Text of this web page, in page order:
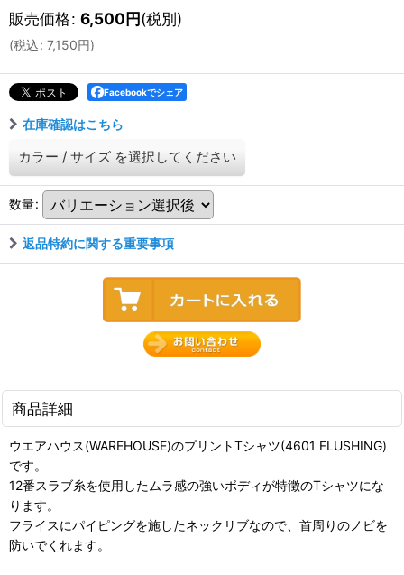
販売価格: 6,500円(税別)
(税込: 7,150円)
Facebookでシェア
在庫確認はこちら
カラー / サイズ を選択してください
数量:
返品特約に関する重要事項
商品詳細
ウエアハウス(WAREHOUSE)のプリントTシャツ(4601 FLUSHING)
です。
12番スラブ糸を使用したムラ感の強いボディが特徴のTシャツにな
ります。
フライスにパイピングを施したネックリブなので、首周りのノビを
防いでくれます。